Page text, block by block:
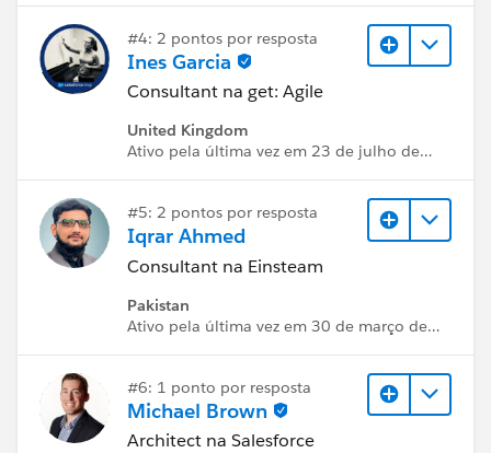
#4: 2 pontos por resposta
Ines Garcia
Consultant na get: Agile
United Kingdom
Ativo pela última vez em 23 de julho de
#5: 2 pontos por resposta
Iqrar Ahmed
Consultant na Einsteam
Pakistan
Ativo pela última vez em 30 de março de
#6: 1 ponto por resposta
Michael Brown
Architect na Salesforce